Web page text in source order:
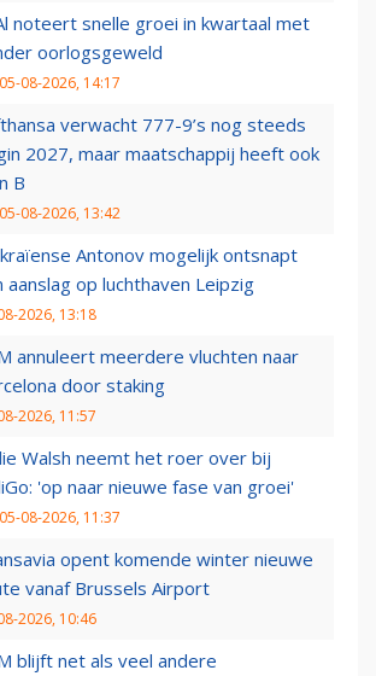
noteert snelle groei in kwartaal met
oorlogsgeweld
05-08-2026, 14:17
verwacht 777-9’s nog steeds
2027, maar maatschappij heeft ook
B
05-08-2026, 13:42
Antonov mogelijk ontsnapt
aanslag op luchthaven Leipzig
2026, 13:18
annuleert meerdere vluchten naar
door staking
2026, 11:57
Walsh neemt het roer over bij
'op naar nieuwe fase van groei'
05-08-2026, 11:37
opent komende winter nieuwe
vanaf Brussels Airport
2026, 10:46
blijft net als veel andere